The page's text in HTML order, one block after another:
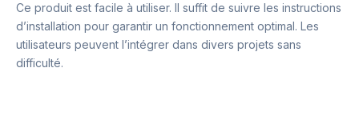
Ce produit est facile à utiliser. Il suffit de suivre les instructions
d’installation pour garantir un fonctionnement optimal. Les
utilisateurs peuvent l’intégrer dans divers projets sans
difficulté.